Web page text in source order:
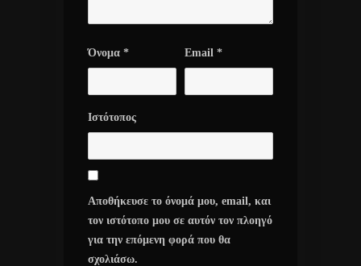
Όνομα * Email *
Ιστότοπος
Αποθήκευσε το όνομά μου, email, και
τον ιστότοπο μου σε αυτόν τον πλοηγό
για την επόμενη φορά που θα
σχολιάσω.